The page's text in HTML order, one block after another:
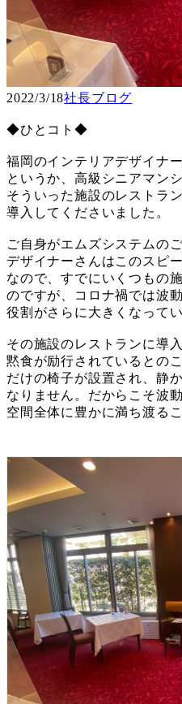
2022/3/18社長ブログ
◆ひとコト◆
福岡のインテリアデザイナ
というか、高級シニアマン
そういった施設のレストラ
導入してくださいました。
ご自身がエムズシステムの
デザイナーさんはこのスピ
なので、すでにいくつもの
のですが、コロナ禍では波
役割がさらに大きくなって
その施設のレストランに導
黙食が励行されているとの
だけの椅子が設置され、静
なりません。だからこそ波
空間全体に豊かに満ち渡る